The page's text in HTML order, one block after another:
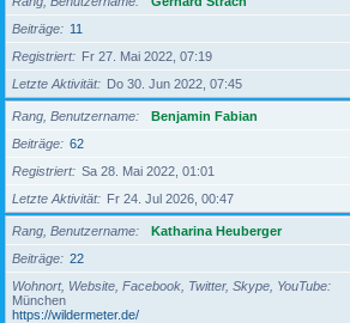
Beiträge
11
Registriert
Fr 27. Mai 2022, 07:19
Letzte Aktivität
Do 30. Jun 2022, 07:45
Rang, Benutzername
Benjamin Fabian
Beiträge
62
Registriert
Sa 28. Mai 2022, 01:01
Letzte Aktivität
Fr 24. Jul 2026, 00:47
Rang, Benutzername
Katharina Heuberger
Beiträge
22
Wohnort, Website, Facebook, Twitter, Skype, YouTube
München
https://wildermeter.de/